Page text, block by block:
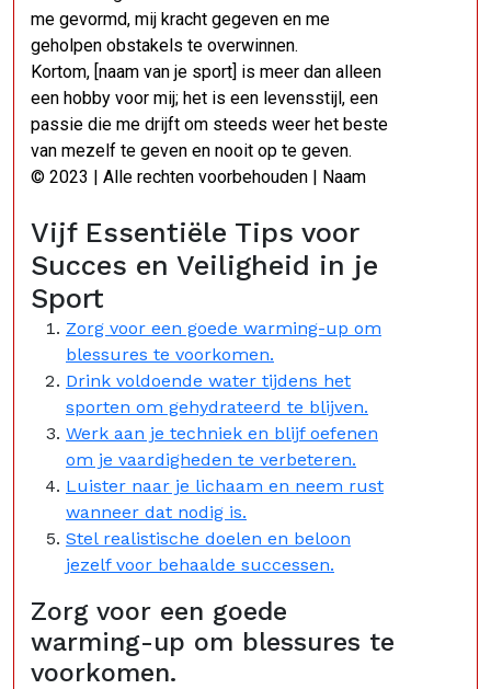
me gevormd, mij kracht gegeven en me
geholpen obstakels te overwinnen.
Kortom, [naam van je sport] is meer dan alleen
een hobby voor mij; het is een levensstijl, een
passie die me drijft om steeds weer het beste
van mezelf te geven en nooit op te geven.
© 2023 | Alle rechten voorbehouden | Naam
Vijf Essentiële Tips voor
Succes en Veiligheid in je
Sport
Zorg voor een goede warming-up om
blessures te voorkomen.
Drink voldoende water tijdens het
sporten om gehydrateerd te blijven.
Werk aan je techniek en blijf oefenen
om je vaardigheden te verbeteren.
Luister naar je lichaam en neem rust
wanneer dat nodig is.
Stel realistische doelen en beloon
jezelf voor behaalde successen.
Zorg voor een goede
warming-up om blessures te
voorkomen.